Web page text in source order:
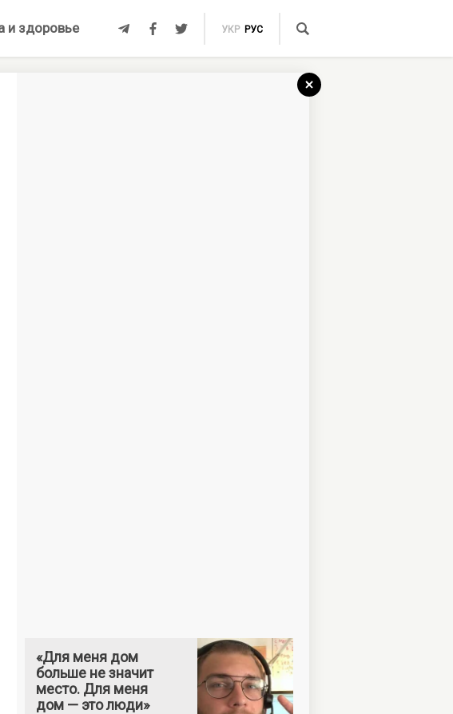
и здоровье УКР РУС
«Для меня дом
больше не значит
место. Для меня
дом — это люди»